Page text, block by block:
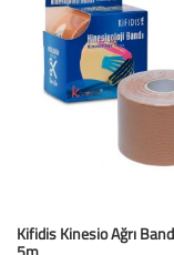
Kifidis Kinesio Ağrı